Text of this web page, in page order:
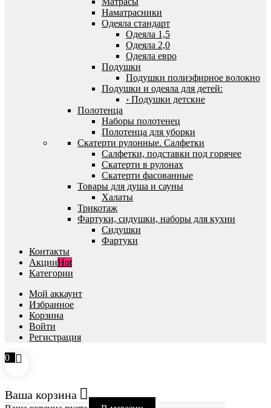
Наматрасники
Одеяла стандарт
Одеяла 1,5
Одеяла 2,0
Одеяла евро
Подушки
Подушки полиэфирное волокно
Подушки и одеяла для детей:
› Подушки детские
Полотенца
Наборы полотенец
Полотенца для уборки
Скатерти рулонные. Салфетки
Салфетки, подставки под горячее
Скатерти в рулонах
Скатерти фасованные
Товары для душа и сауны
Халаты
Трикотаж
Фартуки, сидушки, наборы для кухни
Сидушки
Фартуки
Контакты
АкцииHot
Категории
Мой аккаунт
Избранное
Корзина
Войти
Регистрация
0
Ваша корзина